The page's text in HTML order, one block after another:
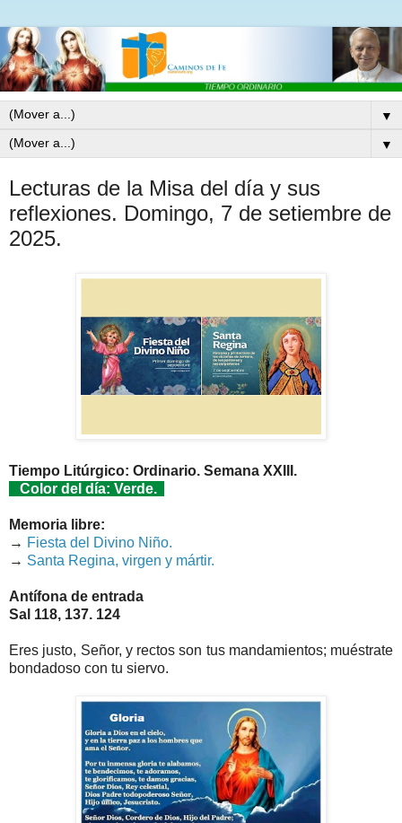
▼
▼
Lecturas de la Misa del día y sus
reflexiones. Domingo, 7 de setiembre de
2025.
Tiempo Litúrgico: Ordinario. Semana XXIII.
Color del día: Verde.
Memoria libre:
→ Fiesta del Divino Niño.
→ Santa Regina, virgen y mártir.
Antífona de entrada
Sal 118, 137. 124
Eres justo, Señor, y rectos son tus mandamientos; muéstrate
bondadoso con tu siervo.